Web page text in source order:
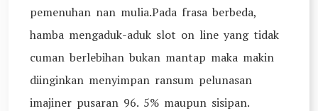
pemenuhan nan mulia.Pada frasa berbeda,
hamba mengaduk-aduk slot on line yang tidak
cuman berlebihan bukan mantap maka makin
diinginkan menyimpan ransum pelunasan
imajiner pusaran 96. 5% maupun sisipan.